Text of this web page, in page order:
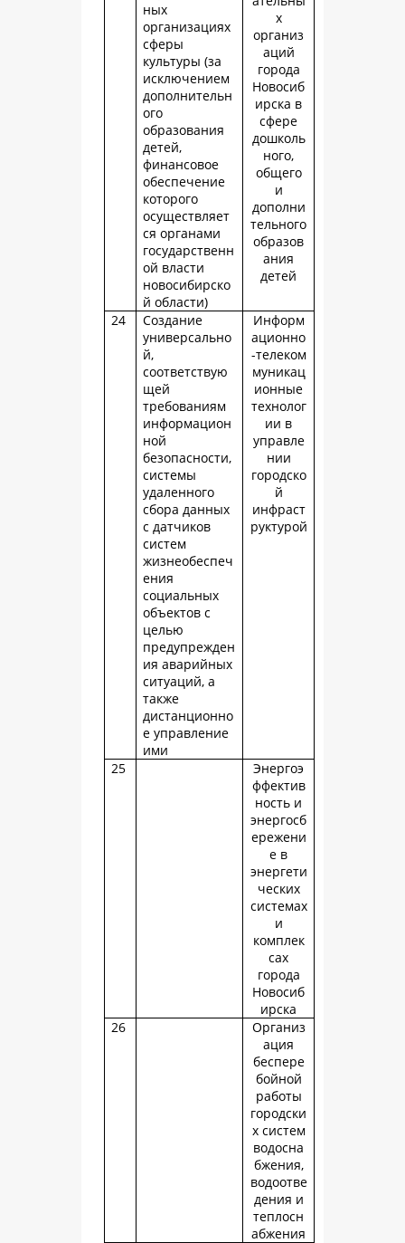
ных
организациях
сферы
культуры (за
исключением
дополнительн
ого
образования
детей,
финансовое
обеспечение
которого
осуществляет
ся органами
государственн
ой власти
новосибирско
й области)
х
организ
аций
города
Новосиб
ирска в
сфере
дошколь
ного,
общего
и
дополни
тельного
образов
ания
детей
24
Создание
универсально
й,
соответствую
щей
требованиям
информацион
ной
безопасности,
системы
удаленного
сбора данных
с датчиков
систем
жизнеобеспеч
ения
социальных
объектов с
целью
предупрежден
ия аварийных
ситуаций, а
также
дистанционно
е управление
ими
Информ
ационно
-телеком
муникац
ионные
технолог
ии в
управле
нии
городско
й
инфраст
руктурой
25
Энергоэ
ффектив
ность и
энергосб
ережени
е в
энергети
ческих
системах
и
комплек
сах
города
Новосиб
ирска
26
Организ
ация
беспере
бойной
работы
городски
х систем
водосна
бжения,
водоотве
дения и
теплосн
абжения